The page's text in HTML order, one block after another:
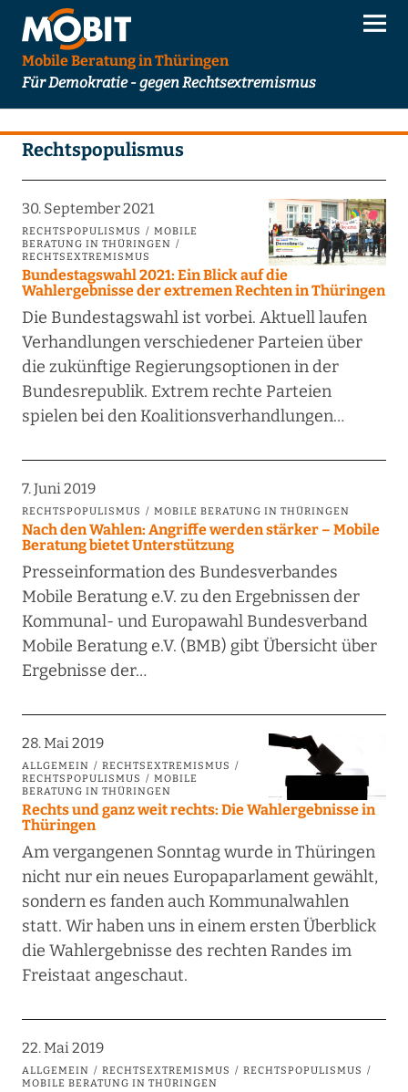
Mobile Beratung in Thüringen
Für Demokratie - gegen Rechtsextremismus
Rechtspopulismus
30. September 2021
RECHTSPOPULISMUS
MOBILE
BERATUNG IN THÜRINGEN
RECHTSEXTREMISMUS
Bundestagswahl 2021: Ein Blick auf die
Wahlergebnisse der extremen Rechten in Thüringen
Die Bundestagswahl ist vorbei. Aktuell laufen
Verhandlungen verschiedener Parteien über
die zukünftige Regierungsoptionen in der
Bundesrepublik. Extrem rechte Parteien
spielen bei den Koalitionsverhandlungen…
7. Juni 2019
RECHTSPOPULISMUS MOBILE BERATUNG IN THÜRINGEN
Nach den Wahlen: Angriffe werden stärker – Mobile
Beratung bietet Unterstützung
Presseinformation des Bundesverbandes
Mobile Beratung e.V. zu den Ergebnissen der
Kommunal- und Europawahl Bundesverband
Mobile Beratung e.V. (BMB) gibt Übersicht über
Ergebnisse der…
28. Mai 2019
ALLGEMEIN
RECHTSEXTREMISMUS
RECHTSPOPULISMUS
MOBILE
BERATUNG IN THÜRINGEN
Rechts und ganz weit rechts: Die Wahlergebnisse in
Thüringen
Am vergangenen Sonntag wurde in Thüringen
nicht nur ein neues Europaparlament gewählt,
sondern es fanden auch Kommunalwahlen
statt. Wir haben uns in einem ersten Überblick
die Wahlergebnisse des rechten Randes im
Freistaat angeschaut.
22. Mai 2019
ALLGEMEIN RECHTSEXTREMISMUS
RECHTSPOPULISMUS
MOBILE BERATUNG IN THÜRINGEN